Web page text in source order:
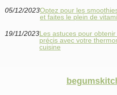
05/12/2023Optez pour les
et faites le plein de
19/11/2023Les astuces pour
précis avec votre
cuisine